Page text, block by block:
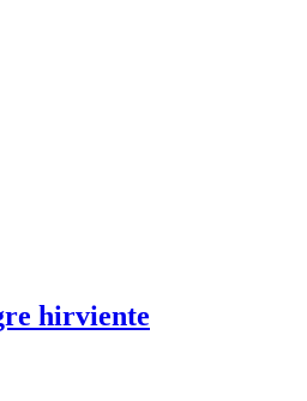
hirviente